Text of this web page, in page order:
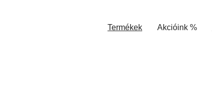
Termékek Akcióink %